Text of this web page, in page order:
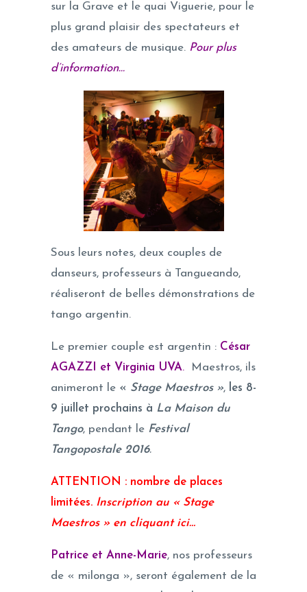
sur la Grave et le quai Viguerie, pour le
plus grand plaisir des spectateurs et
des amateurs de musique. Pour plus
d’information…
Sous leurs notes, deux couples de
danseurs, professeurs à Tangueando,
réaliseront de belles démonstrations de
tango argentin.
Le premier couple est argentin : César
AGAZZI et Virginia UVA. Maestros, ils
animeront le « Stage Maestros », les 8-
9 juillet prochains à La Maison du
Tango, pendant le Festival
Tangopostale 2016.
ATTENTION : nombre de places
limitées. Inscription au « Stage
Maestros » en cliquant ici…
Patrice et Anne-Marie, nos professeurs
de « milonga », seront également de la